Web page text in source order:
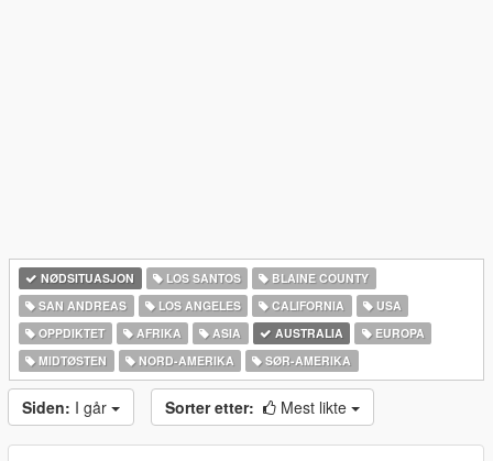
NØDSITUASJON LOS SANTOS
BLAINE COUNTY
SAN ANDREAS
LOS ANGELES CALIFORNIA
USA
OPPDIKTET
AFRIKA ASIA AUSTRALIA
EUROPA
MIDTØSTEN
NORD-AMERIKA‎ SØR-AMERIKA‎
Siden: I går Sorter etter: Mest likte